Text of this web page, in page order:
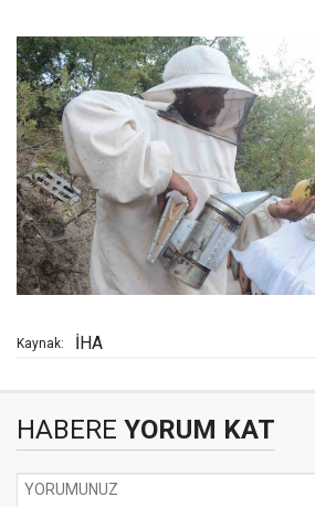
Kaynak: İHA
HABERE YORUM KAT